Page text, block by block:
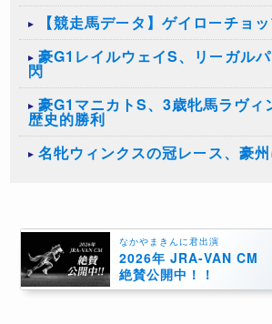
【競走馬データ】ゲイローチョ
豪G1レイルウェイS、リーガル
閃
豪G1マニカトS、3歳牝馬ラヴィ
歴史的勝利
名牝ウィンクスの冠レース、豪
なかやまきんに君出演
2026年 JRA-VAN CM
絶賛公開中！！